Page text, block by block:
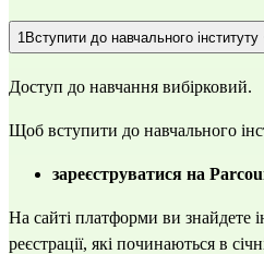
1Вступити до навчального інституту
Доступ до навчання вибірковий.
Щоб вступити до навчального
зареєструватися на
На сайті платформи ви знайдете
реєстрації, які починаються в